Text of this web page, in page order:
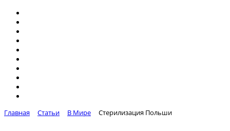
Главная Статьи В Мире Стерилизация Польши